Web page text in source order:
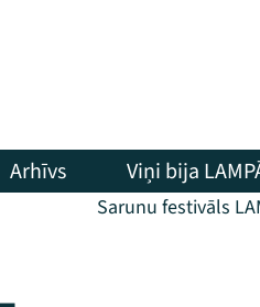
Arhīvs Viņi bija
Sarunu festivāls